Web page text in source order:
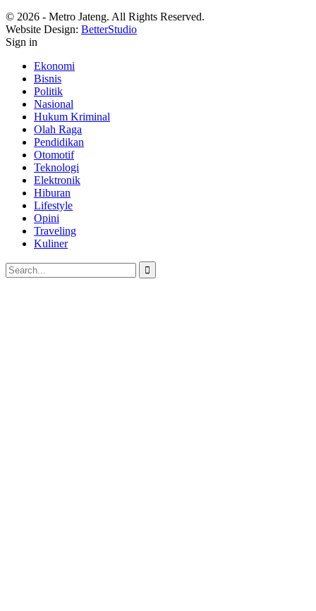
© 2026 - Metro Jateng. All Rights Reserved.
Website Design: BetterStudio
Sign in
Ekonomi
Bisnis
Politik
Nasional
Hukum Kriminal
Olah Raga
Pendidikan
Otomotif
Teknologi
Elektronik
Hiburan
Lifestyle
Opini
Traveling
Kuliner